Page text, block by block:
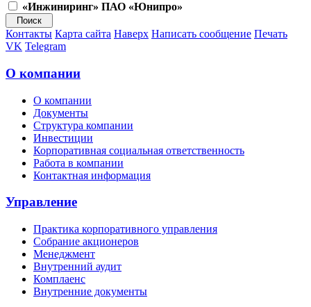
«Инжиниринг» ПАО «Юнипро»
Контакты Карта сайта Наверх Написать сообщение Печать
VK Telegram
О компании
О компании
Документы
Структура компании
Инвестиции
Корпоративная социальная ответственность
Работа в компании
Контактная информация
Управление
Практика корпоративного управления
Собрание акционеров
Менеджмент
Внутренний аудит
Комплаенс
Внутренние документы